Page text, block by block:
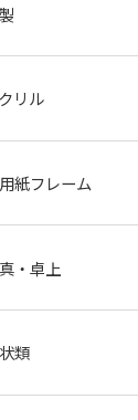
リル
紙フレーム
・卓上
類